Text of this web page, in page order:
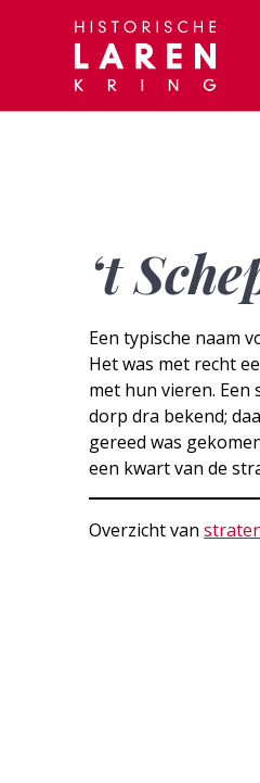
‘t
Een typische naam
Het was met recht
met hun vieren. Een
dorp dra bekend;
gereed was
een kwart van de
Overzicht van